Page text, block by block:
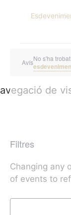
AvísNo s'ha
de
Filtres
Changing any
of events to